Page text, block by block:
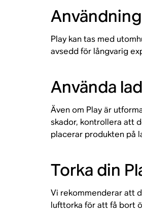
Play kan tas med
avsedd för långvarig
Använda
Även om Play är
skador, kontrollera att
placerar produkten på
Torka din
Vi rekommenderar att
lufttorka för att få bort